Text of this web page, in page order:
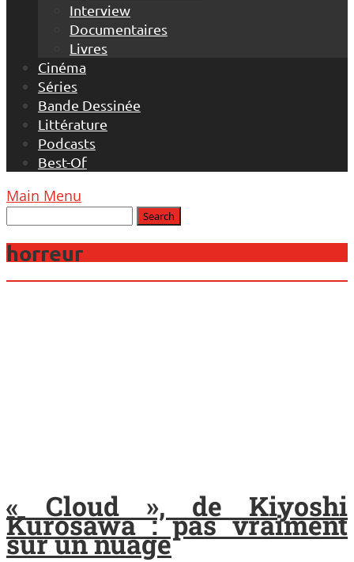
Interview
Documentaires
Livres
Cinéma
Séries
Bande Dessinée
Littérature
Podcasts
Best-Of
Main Menu
horreur
« Cloud », de Kiyoshi
Kurosawa : pas vraiment
sur un nuage